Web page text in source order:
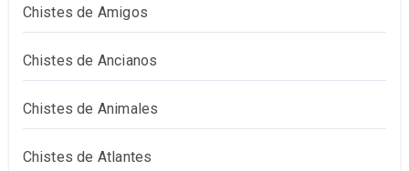
Chistes de Amigos
Chistes de Ancianos
Chistes de Animales
Chistes de Atlantes